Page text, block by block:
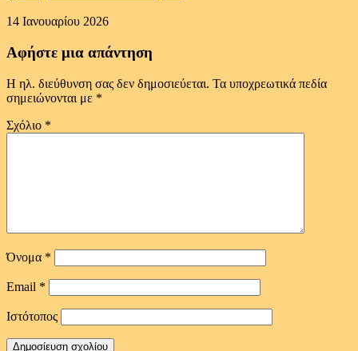
14 Ιανουαρίου 2026
Αφήστε μια απάντηση
Η ηλ. διεύθυνση σας δεν δημοσιεύεται. Τα υποχρεωτικά πεδία
σημειώνονται με *
Σχόλιο *
Όνομα *
Email *
Ιστότοπος